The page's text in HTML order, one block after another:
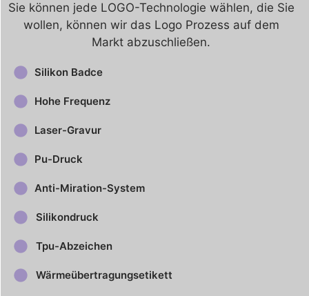
Sie können jede LOGO-Technologie wählen, die Sie
wollen, können wir das Logo Prozess auf dem
Markt abzuschließen.
Silikon Badce
Hohe Frequenz
Laser-Gravur
Pu-Druck
Anti-Miration-System
Silikondruck
Tpu-Abzeichen
Wärmeübertragungsetikett